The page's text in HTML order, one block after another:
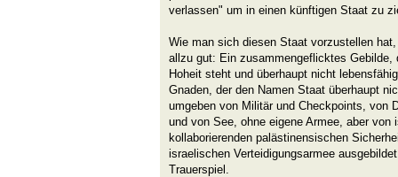
verlassen" um in einen künftigen Staat zu
Wie man sich diesen Staat vorzustellen
allzu gut: Ein zusammengeflicktes Gebilde,
Hoheit steht und überhaupt nicht
Gnaden, der den Namen Staat überhaupt
umgeben von Militär und Checkpoints, von
und von See, ohne eigene Armee, aber von
kollaborierenden palästinensischen
israelischen Verteidigungsarmee
Trauerspiel.